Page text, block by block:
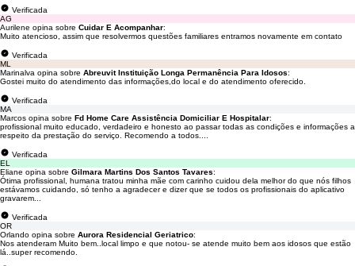
Verificada
AG
Aurilene opina sobre Cuidar E Acompanhar:
Muito atencioso, assim que resolvermos questões familiares entramos novamente em contato
Verificada
ML
Marinalva opina sobre Abreuvit Instituição Longa Permanência Para Idosos:
Gostei muito do atendimento das informações,do local e do atendimento oferecido.
Verificada
MA
Marcos opina sobre Fd Home Care Assistência Domiciliar E Hospitalar:
profissional muito educado, verdadeiro e honesto ao passar todas as condições e informações a
respeito da prestação do serviço. Recomendo a todos....
Verificada
EL
Eliane opina sobre Gilmara Martins Dos Santos Tavares:
Ótima profissional, humana tratou minha mãe com carinho cuidou dela melhor do que nós filhos
estávamos cuidando, só tenho a agradecer e dizer que se todos os profissionais do aplicativo
gravarem...
Verificada
OR
Orlando opina sobre Aurora Residencial Geriatrico:
Nos atenderam Muito bem..local limpo e que notou- se atende muito bem aos idosos que estão
lá..super recomendo.